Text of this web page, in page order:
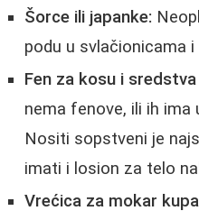
Šorce ili japanke:
podu u svlačionicama i
Fen za kosu i sredstva
nema fenove, ili ih ima
Nositi sopstveni je
imati i losion za telo
Vrećica za mokar